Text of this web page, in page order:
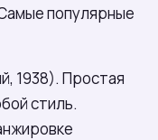
популярные
1938). Простая
стиль.